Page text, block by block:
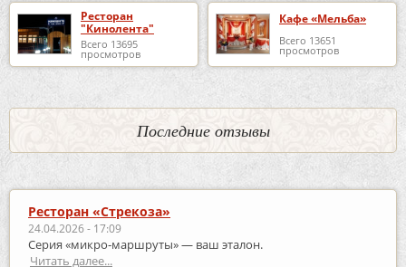
Ресторан
"Кинолента"
Всего 13695
просмотров
Кафе «Мельба»
Всего 13651
просмотров
Последние отзывы
Ресторан «Стрекоза»
24.04.2026 - 17:09
Серия «микро‑маршруты» — ваш эталон.
Читать далее...